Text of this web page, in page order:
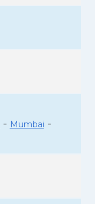
- Mumbai -